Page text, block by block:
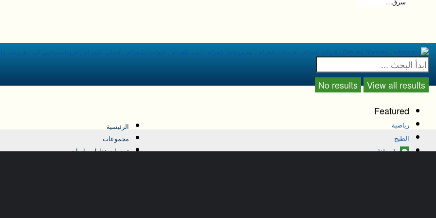
View all results
No results
Featured
رياضية
الطبخ
تعليم لغات
الرئيسية
مجموعات
توصيات تداول وبامبات